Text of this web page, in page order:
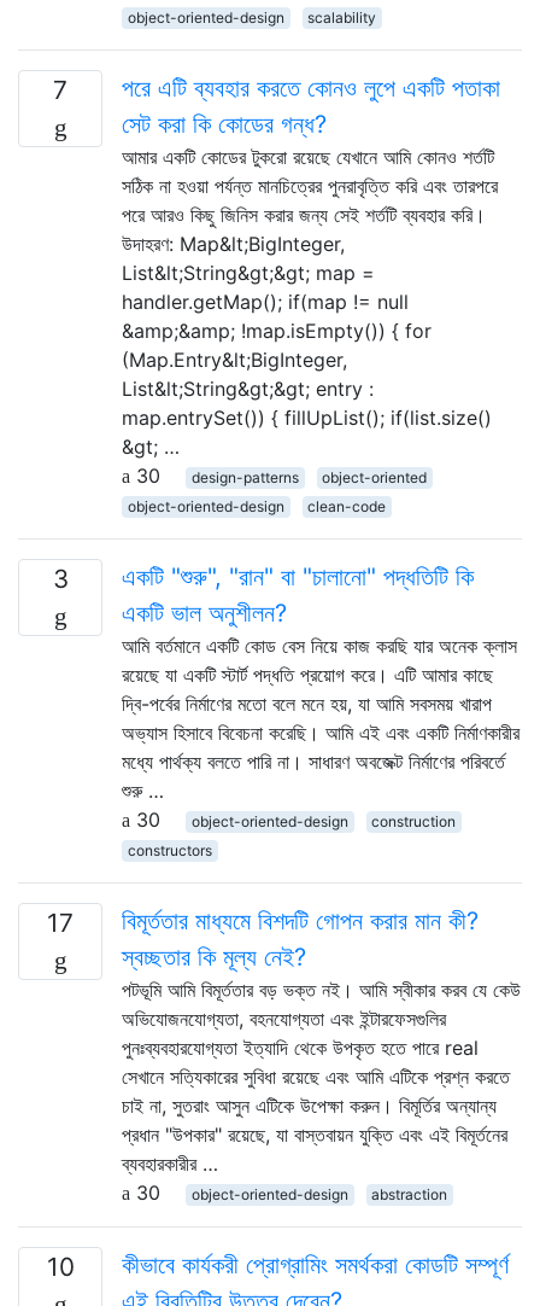
object-oriented-design
scalability
7
পরে এটি ব্যবহার করতে কোনও লুপে একটি পতাকা
সেট করা কি কোডের গন্ধ?
আমার একটি কোডের টুকরো রয়েছে যেখানে আমি কোনও শর্তটি
সঠিক না হওয়া পর্যন্ত মানচিত্রের পুনরাবৃত্তি করি এবং তারপরে
পরে আরও কিছু জিনিস করার জন্য সেই শর্তটি ব্যবহার করি।
উদাহরণ: Map&lt;BigInteger,
List&lt;String&gt;&gt; map =
handler.getMap(); if(map != null
&amp;&amp; !map.isEmpty()) { for
(Map.Entry&lt;BigInteger,
List&lt;String&gt;&gt; entry :
map.entrySet()) { fillUpList(); if(list.size()
&gt; …
30
design-patterns
object-oriented
object-oriented-design
clean-code
3
একটি "শুরু", "রান" বা "চালানো" পদ্ধতিটি কি
একটি ভাল অনুশীলন?
আমি বর্তমানে একটি কোড বেস নিয়ে কাজ করছি যার অনেক ক্লাস
রয়েছে যা একটি স্টার্ট পদ্ধতি প্রয়োগ করে। এটি আমার কাছে
দ্বি-পর্বের নির্মাণের মতো বলে মনে হয়, যা আমি সবসময় খারাপ
অভ্যাস হিসাবে বিবেচনা করেছি। আমি এই এবং একটি নির্মাণকারীর
মধ্যে পার্থক্য বলতে পারি না। সাধারণ অবজেক্ট নির্মাণের পরিবর্তে
শুরু …
30
object-oriented-design
construction
constructors
17
বিমূর্ততার মাধ্যমে বিশদটি গোপন করার মান কী?
স্বচ্ছতার কি মূল্য নেই?
পটভূমি আমি বিমূর্ততার বড় ভক্ত নই। আমি স্বীকার করব যে কেউ
অভিযোজনযোগ্যতা, বহনযোগ্যতা এবং ইন্টারফেসগুলির
পুনঃব্যবহারযোগ্যতা ইত্যাদি থেকে উপকৃত হতে পারে real
সেখানে সত্যিকারের সুবিধা রয়েছে এবং আমি এটিকে প্রশ্ন করতে
চাই না, সুতরাং আসুন এটিকে উপেক্ষা করুন। বিমূর্তির অন্যান্য
প্রধান "উপকার" রয়েছে, যা বাস্তবায়ন যুক্তি এবং এই বিমূর্তনের
ব্যবহারকারীর …
30
object-oriented-design abstraction
10
কীভাবে কার্যকরী প্রোগ্রামিং সমর্থকরা কোডটি সম্পূর্ণ